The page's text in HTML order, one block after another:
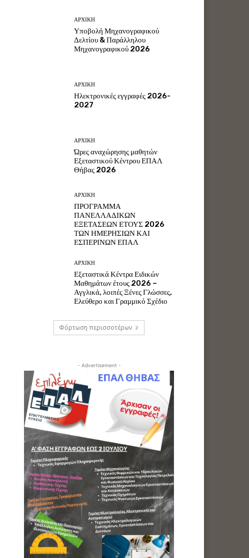
ΑΡΧΙΚΗ
Υποβολή Μηχανογραφικού
Δελτίου & Παράλληλου
Μηχανογραφικού 2026
ΑΡΧΙΚΗ
Ηλεκτρονικές εγγραφές 2026-
2027
ΑΡΧΙΚΗ
Ώρες αναχώρησης μαθητών
Εξεταστικού Κέντρου ΕΠΑΛ
Θήβας 2026
ΑΡΧΙΚΗ
ΠΡΟΓΡΑΜΜΑ
ΠΑΝΕΛΛΑΔΙΚΩΝ
ΕΞΕΤΑΣΕΩΝ ΕΤΟΥΣ 2026
ΤΩΝ ΗΜΕΡΗΣΙΩΝ ΚΑΙ
ΕΣΠΕΡΙΝΩΝ ΕΠΑΛ
ΑΡΧΙΚΗ
Εξεταστικά Κέντρα Ειδικών
Μαθημάτων έτους 2026 –
Αγγλικά, λοιπές Ξένες Γλώσσες,
Ελεύθερο και Γραμμικό Σχέδιο
Φόρτωση περισσοτέρων
- Advertisement -